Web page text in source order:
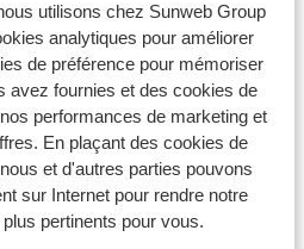
utilisons chez Sunweb Group
analytiques pour améliorer
de préférence pour mémoriser
avez fournies et des cookies de
performances de marketing et
En plaçant des cookies de
et d'autres parties pouvons
sur Internet pour rendre notre
pertinents pour vous.
environ 35 kilomètres
environ 25 kilomètres
d'argent (sur place)